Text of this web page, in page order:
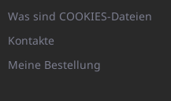
Was sind COOKIES-Dateien
Kontakte
Meine Bestellung